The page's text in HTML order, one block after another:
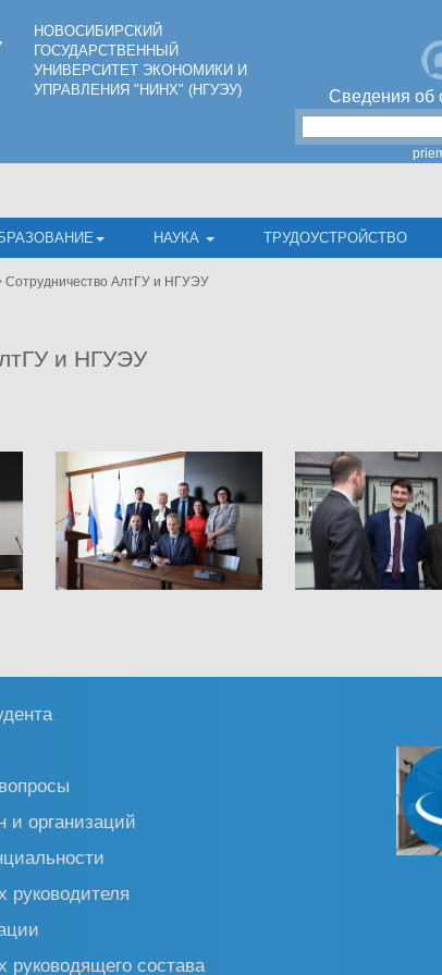
НОВОСИБИРСКИЙ
ГОСУДАРСТВЕННЫЙ
УНИВЕРСИТЕТ ЭКОНОМИКИ И
УПРАВЛЕНИЯ "НИНХ" (НГУЭУ)
Сведения об
НАУКА ТРУДОУСТРОЙСТВО
Сотрудничество АлтГУ и НГУЭУ
и НГУЭУ
и организаций
руководителя
руководящего состава